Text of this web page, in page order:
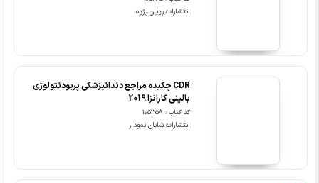
انتشارات رویان پژوه
CDR چکیده مراجع دندانپزشکی پریودنتولوژی
بالینی کارانزا 2019
کد کتاب : 105358
انتشارات شایان نمودار